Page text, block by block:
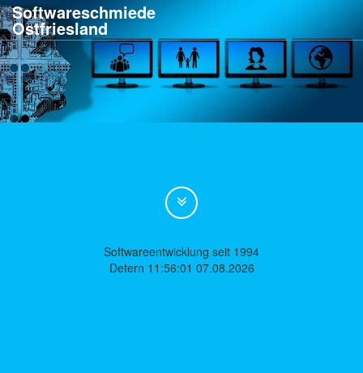
Softwareschmiede
Ostfriesland
Softwareentwicklung seit 1994
Detern 11:56:01 07.08.2026